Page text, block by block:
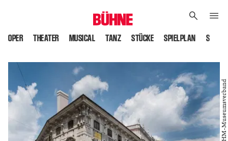
OPER THEATER MUSICAL TANZ STÜCKE SPIELPLAN